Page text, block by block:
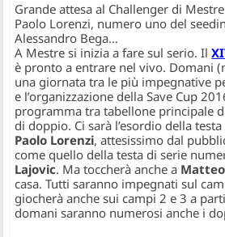
Grande attesa al Challenger di
Paolo Lorenzi, numero uno del
Alessandro Bega…
A Mestre si inizia a fare sul serio. Il
è pronto a entrare nel vivo. Domani
una giornata tra le più impegnative
e l’organizzazione della Save Cup
programma tra tabellone principale
di doppio. Ci sarà l’esordio della
Paolo Lorenzi, attesissimo dal
come quello della testa di serie
Lajovic. Ma toccherà anche a
casa. Tutti saranno impegnati sul
giocherà anche sui campi 2 e 3 a
domani saranno numerosi anche i